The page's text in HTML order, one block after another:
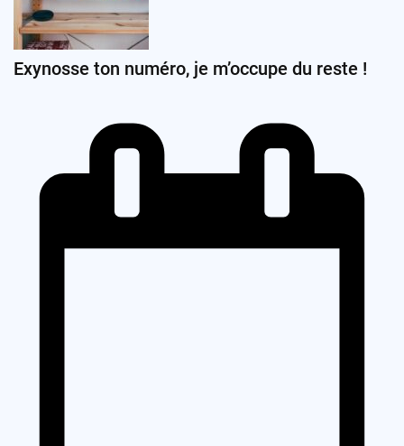
Exynosse ton numéro, je m’occupe du reste !